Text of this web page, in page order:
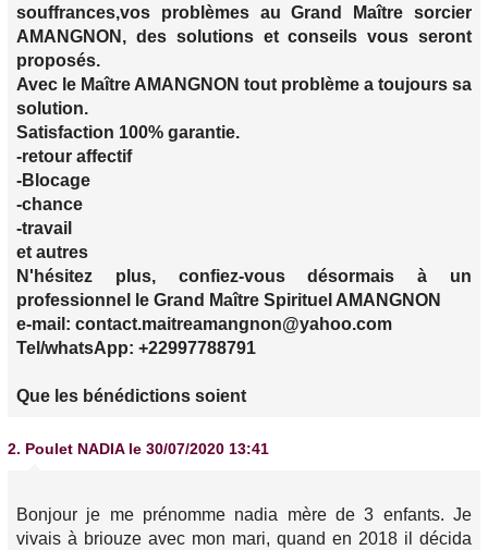
souffrances,vos problèmes au Grand Maître sorcier
AMANGNON, des solutions et conseils vous seront
proposés.
Avec le Maître AMANGNON tout problème a toujours sa
solution.
Satisfaction 100% garantie.
-retour affectif
-Blocage
-chance
-travail
et autres
N'hésitez plus, confiez-vous désormais à un
professionnel le Grand Maître Spirituel AMANGNON
e-mail: contact.maitreamangnon@yahoo.com
Tel/whatsApp: +22997788791
Que les bénédictions soient
2. Poulet NADIA le 30/07/2020 13:41
Bonjour je me prénomme nadia mère de 3 enfants. Je
vivais à briouze avec mon mari, quand en 2018 il décida